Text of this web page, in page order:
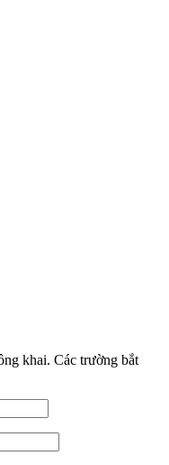
khai. Các trường bắt